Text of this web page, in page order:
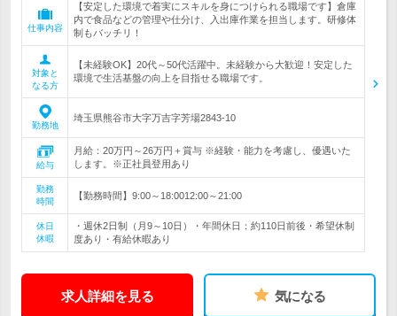
仕事内容
【安定した環境で着実にスキルを身につけられる職場です】倉庫
内で食品などの管理や仕分け、入出庫作業を担当します。研修体
制もバッチリ！
対象と
なる方
【未経験OK】20代～50代活躍中。未経験から大歓迎！安定した
環境で生活基盤の向上を目指せる職場です。
勤務地
埼玉県熊谷市大字万吉字芳場2843-10
給与
月給：20万円～26万円＋賞与 ※経験・能力を考慮し、優遇いた
します。※正社員登用あり
勤務
時間
【勤務時間】9:00～18:0012:00～21:00
休日
休暇
・週休2日制（月9～10日）・年間休日：約110日前後・希望休制
度あり・有給休暇あり
求人詳細を見る 気になる